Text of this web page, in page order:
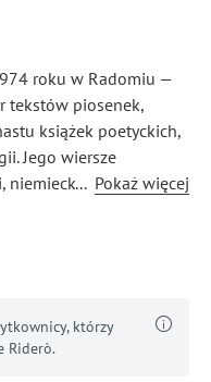
roku w Radomiu —
tekstów piosenek,
książek poetyckich,
Jego wiersze
niemiecki, rosyjski
... Pokaż więcej
którzy
Riderò.